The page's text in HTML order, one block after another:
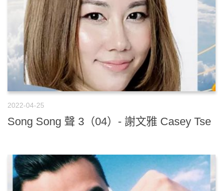
2022-04-25
Song Song 聲 3（04）- 謝文雅 Casey Tse